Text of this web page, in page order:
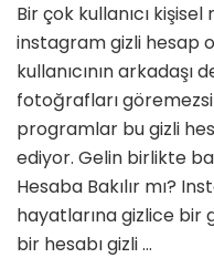
Bir çok kullanıcı
instagram gizli hesap
kullanıcının arkadaşı
fotoğrafları
programlar bu gizli
ediyor. Gelin birlikte
Hesaba Bakılır mı?
hayatlarına gizlice bir
bir hesabı gizli …